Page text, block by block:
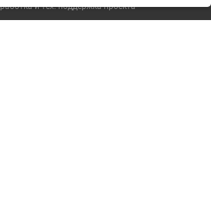
и тех. поддержка проекта